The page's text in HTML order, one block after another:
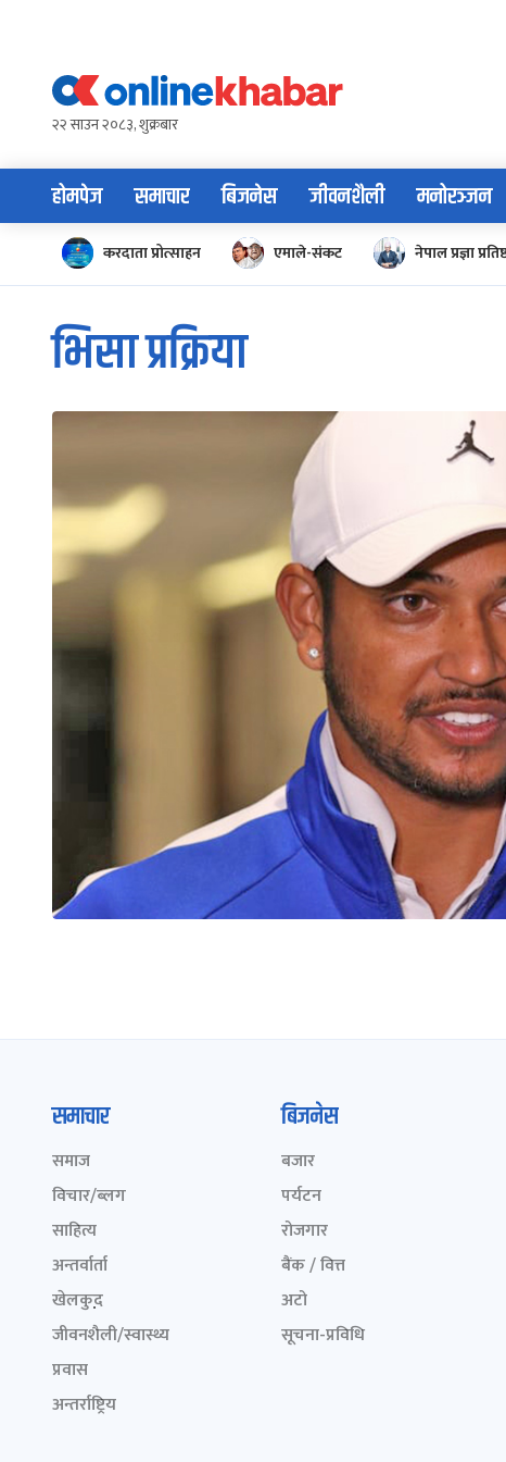
content२२ साउन २०८३, शुक्रबार
होमपेज समाचार बिजनेस जीवनशैली मनोरञ्जन
करदाता प्रोत्साहन एमाले-संकट नेपाल प्रज्ञा
भिसा प्रक्रिया
समाचार
समाज
विचार/ब्लग
साहित्य
अन्तर्वार्ता
खेलकुद़़
जीवनशैली/स्वास्थ्य
प्रवास
अन्तर्राष्ट्रिय
बिजनेस
बजार
पर्यटन
रोजगार
बैंक / वित्त
अटो
सूचना-प्रविधि